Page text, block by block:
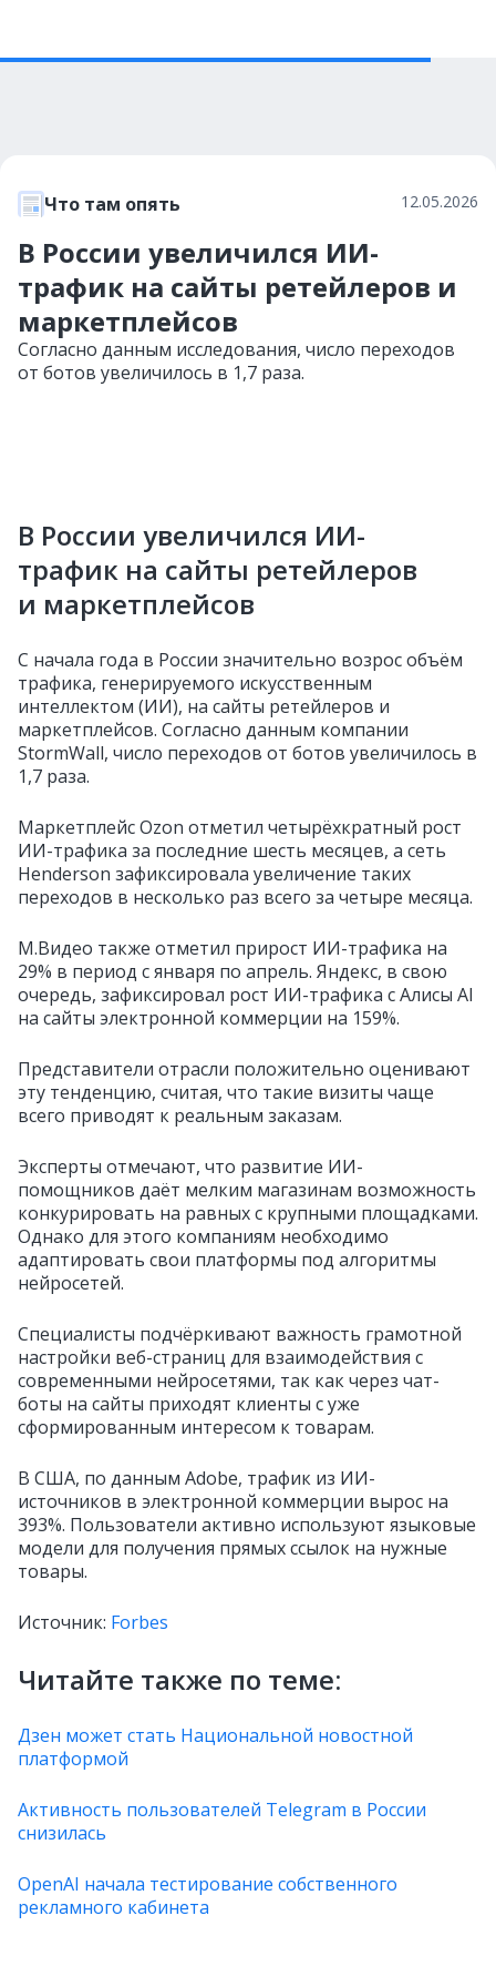
Что там опять 12.05.2026
В России увеличился ИИ-
трафик на сайты ретейлеров и
маркетплейсов
Согласно данным исследования, число переходов
от ботов увеличилось в 1,7 раза.
В России увеличился ИИ-
трафик на сайты ретейлеров
и маркетплейсов
С начала года в России значительно возрос объём
трафика, генерируемого искусственным
интеллектом (ИИ), на сайты ретейлеров и
маркетплейсов. Согласно данным компании
StormWall, число переходов от ботов увеличилось в
1,7 раза.
Маркетплейс Ozon отметил четырёхкратный рост
ИИ-трафика за последние шесть месяцев, а сеть
Henderson зафиксировала увеличение таких
переходов в несколько раз всего за четыре месяца.
М.Видео также отметил прирост ИИ-трафика на
29% в период с января по апрель. Яндекс, в свою
очередь, зафиксировал рост ИИ-трафика с Алисы AI
на сайты электронной коммерции на 159%.
Представители отрасли положительно оценивают
эту тенденцию, считая, что такие визиты чаще
всего приводят к реальным заказам.
Эксперты отмечают, что развитие ИИ-
помощников даёт мелким магазинам возможность
конкурировать на равных с крупными площадками.
Однако для этого компаниям необходимо
адаптировать свои платформы под алгоритмы
нейросетей.
Специалисты подчёркивают важность грамотной
настройки веб-страниц для взаимодействия с
современными нейросетями, так как через чат-
боты на сайты приходят клиенты с уже
сформированным интересом к товарам.
В США, по данным Adobe, трафик из ИИ-
источников в электронной коммерции вырос на
393%. Пользователи активно используют языковые
модели для получения прямых ссылок на нужные
товары.
Источник: Forbes
Читайте также по теме:
Дзен может стать Национальной новостной
платформой
Активность пользователей Telegram в России
снизилась
OpenAI начала тестирование собственного
рекламного кабинета